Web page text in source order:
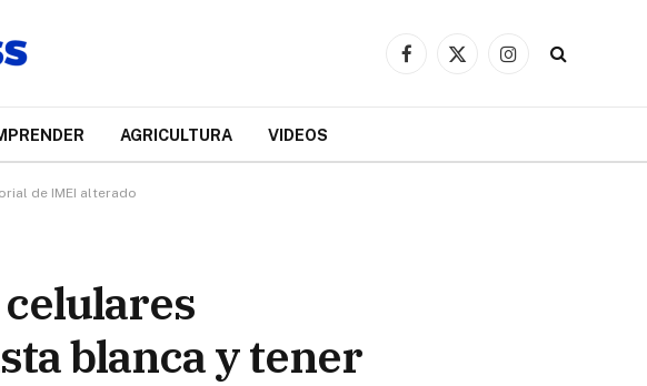
Facebook
X
Instagram
AGRICULTURA VIDEOS
de IMEI alterado
blanca y tener